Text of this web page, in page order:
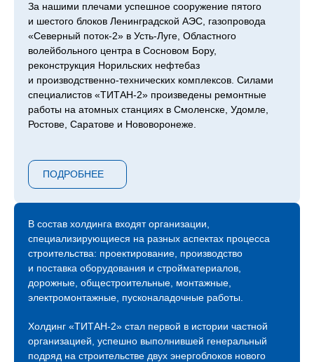
За нашими плечами успешное сооружение пятого
и шестого блоков Ленинградской АЭС, газопровода
«Северный поток-2» в Усть-Луге, Областного
волейбольного центра в Сосновом Бору,
реконструкция Норильских нефтебаз
и производственно-технических комплексов. Силами
специалистов «ТИТАН‑2» произведены ремонтные
работы на атомных станциях в Смоленске, Удомле,
Ростове, Саратове и Нововоронеже.
очереди ЛАЭС – 7 и 8 блоков, градирни второго
энергоблока Курской АЭС, инновационный проект
ОДЭК «Прорыв» с реактором на быстрых нейтронах
в Северске, Центра коллективного пользования
«Сибирский кольцевой источник фотонов»
С 2015 года холдинг «ТИТАН‑2» присутствует
на международной арене атомных строек и на
сегодняшний день мы являемся генеральными
АЭС «Аккую» в Турции, АЭС «Эль-Дабаа» в Египте,
АЭС «Пакш-2» в Венгрии.
ПОДРОБНЕЕ
В состав холдинга входят организации,
специализирующиеся на разных аспектах процесса
строительства: проектирование, производство
и поставка оборудования и стройматериалов,
дорожные, общестроительные, монтажные,
электромонтажные, пусконаладочные работы.
Холдинг «ТИТАН‑2» стал первой в истории частной
организацией, успешно выполнившей генеральный
подряд на строительстве двух энергоблоков нового